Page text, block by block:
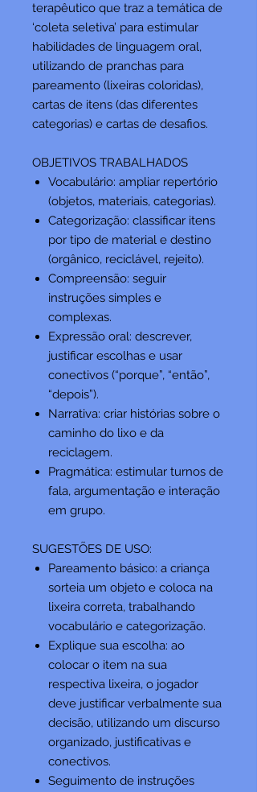
terapêutico que traz a temática de
‘coleta seletiva’ para estimular
habilidades de linguagem oral,
utilizando de pranchas para
pareamento (lixeiras coloridas),
cartas de itens (das diferentes
categorias) e cartas de desafios.
OBJETIVOS TRABALHADOS
Vocabulário: ampliar repertório
(objetos, materiais, categorias).
Categorização: classificar itens
por tipo de material e destino
(orgânico, reciclável, rejeito).
Compreensão: seguir
instruções simples e
complexas.
Expressão oral: descrever,
justificar escolhas e usar
conectivos (“porque”, “então”,
“depois”).
Narrativa: criar histórias sobre o
caminho do lixo e da
reciclagem.
Pragmática: estimular turnos de
fala, argumentação e interação
em grupo.
SUGESTÕES DE USO:
Pareamento básico: a criança
sorteia um objeto e coloca na
lixeira correta, trabalhando
vocabulário e categorização.
Explique sua escolha: ao
colocar o item na sua
respectiva lixeira, o jogador
deve justificar verbalmente sua
decisão, utilizando um discurso
organizado, justificativas e
conectivos.
Seguimento de instruções